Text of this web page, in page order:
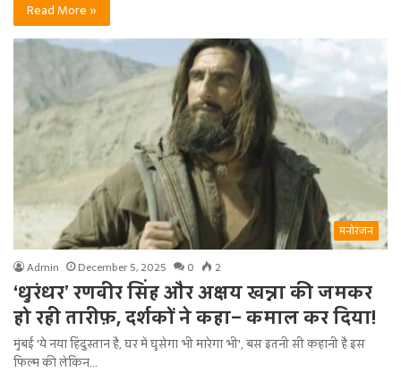
Read More »
मनोरंजन
Admin December 5, 2025 0 2
‘धुरंधर’ रणवीर सिंह और अक्षय खन्ना की जमकर
हो रही तारीफ़, दर्शकों ने कहा– कमाल कर दिया!
मुंबई 'ये नया हिंदुस्तान है, घर में घुसेगा भी मारेगा भी', बस इतनी सी कहानी है इस
फिल्म की लेकिन…